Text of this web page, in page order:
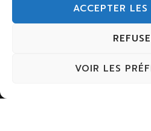
ACCEPTER
VOIR LES
Vous souhaitez nous